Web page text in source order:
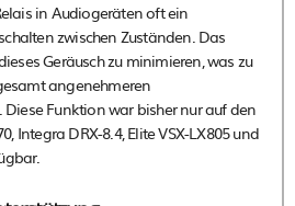
in Audiogeräten oft ein
zwischen Zuständen. Das
Geräusch zu minimieren, was zu
angenehmeren
Diese Funktion war bisher nur auf den
Integra DRX-8.4, Elite VSX-LX805 und